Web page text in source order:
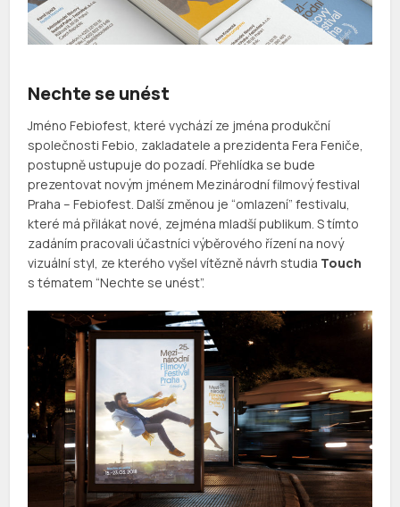
Nechte se unést
Jméno Febiofest, které vychází ze jména produkční
společnosti Febio, zakladatele a prezidenta Fera Feniče,
postupně ustupuje do pozadí. Přehlídka se bude
prezentovat novým jménem Mezinárodní filmový festival
Praha – Febiofest. Další změnou je “omlazení” festivalu,
které má přilákat nové, zejména mladší publikum. S tímto
zadáním pracovali účastníci výběrového řízení na nový
vizuální styl, ze kterého vyšel vítězně návrh studia Touch
s tématem “Nechte se unést”.